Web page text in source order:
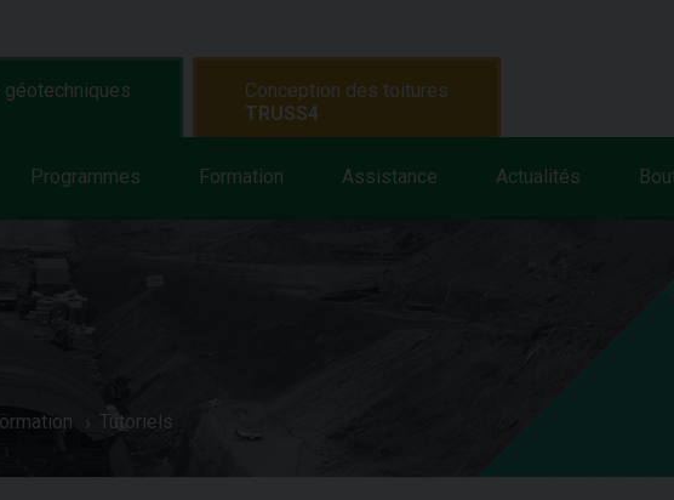
Programmes Formation Assistance Actualités
Conception des toitures
TRUSS4
Tutoriels